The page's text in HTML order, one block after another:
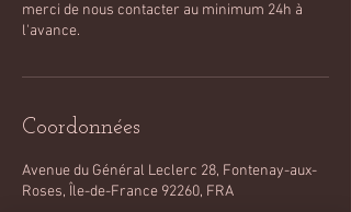
merci de nous contacter au minimum 24h à
l'avance.
Coordonnées
Avenue du Général Leclerc 28, Fontenay-aux-
Roses, Île-de-France 92260, FRA